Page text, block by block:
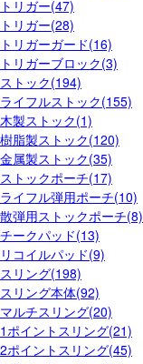
トリガー(47)
トリガー(28)
トリガーガード(16)
トリガーブロック(3)
ストック(194)
ライフルストック(155)
木製ストック(1)
樹脂製ストック(120)
金属製ストック(35)
ストックポーチ(17)
ライフル弾用ポーチ(10)
散弾用ストックポーチ(8)
チークパッド(13)
リコイルパッド(9)
スリング(198)
スリング本体(92)
マルチスリング(20)
1ポイントスリング(21)
2ポイントスリング(45)